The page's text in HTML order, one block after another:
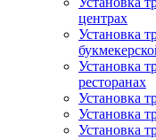
центрах
Установка
Установка
ресторанах
Установка
Установка
Установка